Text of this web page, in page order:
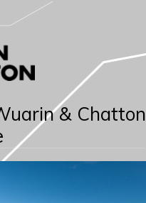
& Chatton